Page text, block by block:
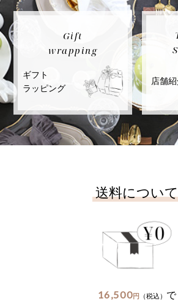
Gift
wrapping
ギフト
ラッピング
店舗
送料について
16,500円 （税込） で